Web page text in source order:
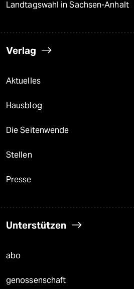
Landtagswahl in Sachsen-Anhalt
Verlag
Aktuelles
Hausblog
Die Seitenwende
Stellen
Presse
Unterstützen
abo
genossenschaft